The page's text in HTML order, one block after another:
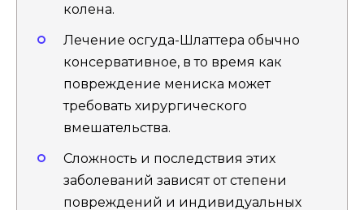
колена.
Лечение осгуда-Шлаттера обычно
консервативное, в то время как
повреждение мениска может
требовать хирургического
вмешательства.
Сложность и последствия этих
заболеваний зависят от степени
повреждений и индивидуальных